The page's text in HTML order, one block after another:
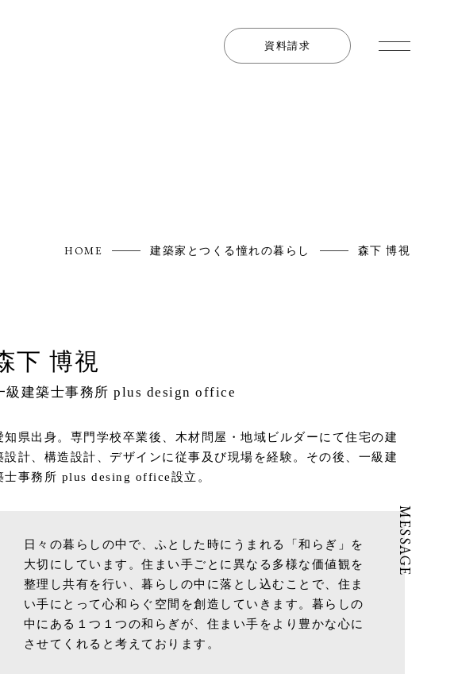
資料請求
HOME 建築家とつくる憧れの暮らし 森下 博視
下 博視
級建築士事務所 plus design office
知県出身。専門学校卒業後、木材問屋・地域ビルダーにて住宅の建
設計、構造設計、デザインに従事及び現場を経験。その後、一級建
士事務所 plus desing office設立。
日々の暮らしの中で、ふとした時にうまれる「和らぎ」を
大切にしています。住まい手ごとに異なる多様な価値観を
整理し共有を行い、暮らしの中に落とし込むことで、住ま
い手にとって心和らぐ空間を創造していきます。暮らしの
中にある１つ１つの和らぎが、住まい手をより豊かな心に
させてくれると考えております。